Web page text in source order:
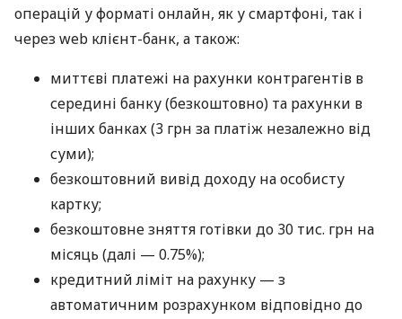
операцій у форматі онлайн, як у смартфоні, так і
через web клієнт-банк, а також:
миттєві платежі на рахунки контрагентів в
середині банку (безкоштовно) та рахунки в
інших банках (3 грн за платіж незалежно від
суми);
безкоштовний вивід доходу на особисту
картку;
безкоштовне зняття готівки до 30 тис. грн на
місяць (далі — 0.75%);
кредитний ліміт на рахунку — з
автоматичним розрахунком відповідно до